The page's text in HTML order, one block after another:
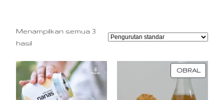
Menampilkan semua 3
hasil
OBRAL